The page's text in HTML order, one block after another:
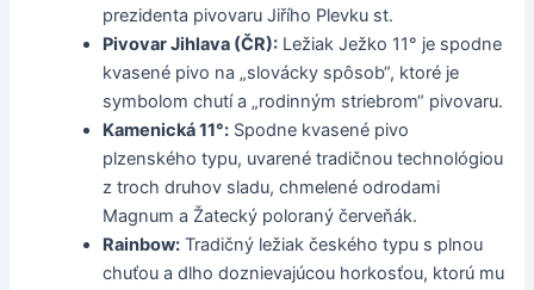
prezidenta pivovaru Jiřího Plevku st.
Pivovar Jihlava (ČR): Ležiak Ježko 11° je spodne
kvasené pivo na „slovácky spôsob“, ktoré je
symbolom chutí a „rodinným striebrom“ pivovaru.
Kamenická 11°: Spodne kvasené pivo
plzenského typu, uvarené tradičnou technológiou
z troch druhov sladu, chmelené odrodami
Magnum a Žatecký poloraný červeňák.
Rainbow: Tradičný ležiak českého typu s plnou
chuťou a dlho doznievajúcou horkosťou, ktorú mu